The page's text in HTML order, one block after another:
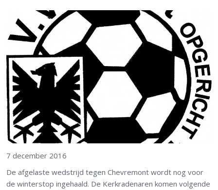
7 december 2016
De afgelaste wedstrijd tegen Chevremont wordt nog voor
de winterstop ingehaald. De Kerkradenaren komen volgende